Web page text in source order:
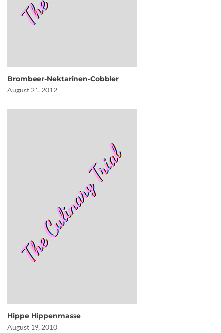
Brombeer-Nektarinen-Cobbler
August 21, 2012
Hippe Hippenmasse
August 19, 2010